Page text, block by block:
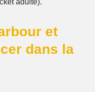
et
dans la